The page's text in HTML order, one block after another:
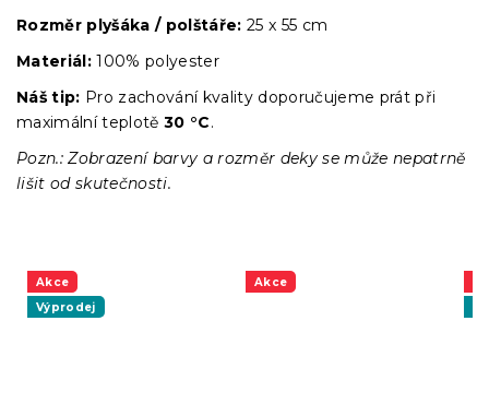
Rozměr plyšáka / polštáře: 25 x 55 cm
Materiál: 100% polyester
Náš tip: Pro zachování kvality doporučujeme prát při
maximální teplotě30 °C.
Pozn.: Zobrazení barvy a rozměr deky se může nepatrně
lišit od skutečnosti.
Akce
Výprodej
Akce